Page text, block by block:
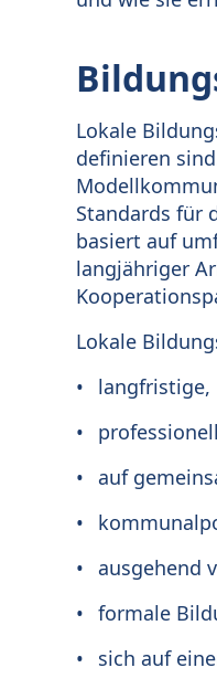
Lokale
definieren
Standards für
basiert auf
langjähriger
Lokale
langfristige,
auf
ausgehend
formale
sich auf